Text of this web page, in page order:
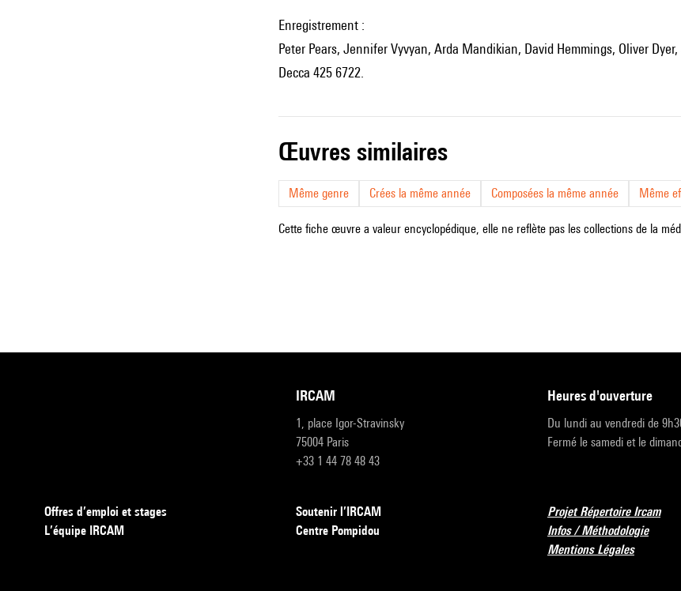
Enregistrement :
Peter Pears, Jennifer Vyvyan, Arda Mandikian, David Hemmings, Oliver
Decca 425 6722.
œuvres similaires
Même genre Crées la même année Composées la même année Même
Cette fiche œuvre a valeur encyclopédique, elle ne reflète pas les collections de la
IRCAM
1, place Igor-Stravinsky
75004 Paris
+33 1 44 78 48 43
heures d'ouverture
Du lundi au vendredi de
Fermé le samedi et le
Offres d’emploi et stages
L’équipe IRCAM
Soutenir l’IRCAM
Centre Pompidou
Projet Répertoire Ircam
Infos / Méthodologie
Mentions Légales